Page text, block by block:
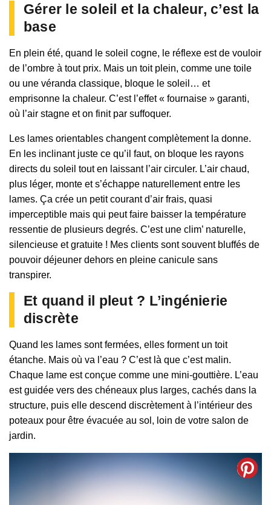
Gérer le soleil et la chaleur, c’est la
base
En plein été, quand le soleil cogne, le réflexe est de vouloir
de l’ombre à tout prix. Mais un toit plein, comme une toile
ou une véranda classique, bloque le soleil… et
emprisonne la chaleur. C’est l’effet « fournaise » garanti,
où l’air stagne et on finit par suffoquer.
Les lames orientables changent complètement la donne.
En les inclinant juste ce qu’il faut, on bloque les rayons
directs du soleil tout en laissant l’air circuler. L’air chaud,
plus léger, monte et s’échappe naturellement entre les
lames. Ça crée un petit courant d’air frais, quasi
imperceptible mais qui peut faire baisser la température
ressentie de plusieurs degrés. C’est une clim’ naturelle,
silencieuse et gratuite ! Mes clients sont souvent bluffés de
pouvoir déjeuner dehors en pleine canicule sans
transpirer.
Et quand il pleut ? L’ingénierie
discrète
Quand les lames sont fermées, elles forment un toit
étanche. Mais où va l’eau ? C’est là que c’est malin.
Chaque lame est conçue comme une mini-gouttière. L’eau
est guidée vers des chéneaux plus larges, cachés dans la
structure, puis elle descend discrètement à l’intérieur des
poteaux pour être évacuée au sol, loin de votre salon de
jardin.